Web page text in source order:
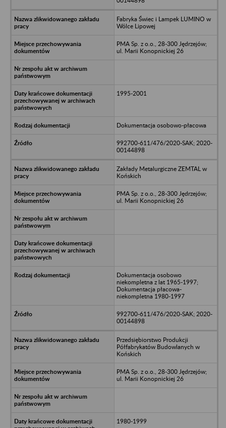
Fabryka Świec i Lampek LUMINO w
Wólce Lipowej
PMA Sp. z o.o., 28-300 Jędrzejów;
ul. Marii Konopnickiej 26
1995-2001
Dokumentacja osobowo-płacowa
992700-611/476/2020-SAK; 2020-
00144898
Zakłady Metalurgiczne ZEMTAL w
Końskich
PMA Sp. z o.o., 28-300 Jędrzejów;
ul. Marii Konopnickiej 26
Dokumentacja osobowo
niekompletna z lat 1965-1997;
Dokumentacja płacowa-
niekompletna 1980-1997
992700-611/476/2020-SAK; 2020-
00144898
Przedsiębiorstwo Produkcji
Półfabrykatów Budowlanych w
Końskich
PMA Sp. z o.o., 28-300 Jędrzejów;
ul. Marii Konopnickiej 26
1980-1999